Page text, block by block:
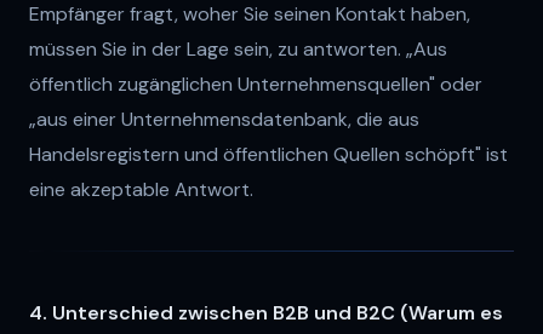
Empfänger fragt, woher Sie seinen Kontakt haben,
müssen Sie in der Lage sein, zu antworten. „Aus
öffentlich zugänglichen Unternehmensquellen" oder
„aus einer Unternehmensdatenbank, die aus
Handelsregistern und öffentlichen Quellen schöpft" ist
eine akzeptable Antwort.
4. Unterschied zwischen B2B und B2C (Warum es